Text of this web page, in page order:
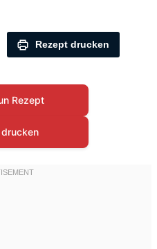
Rezept drucken
Rezept